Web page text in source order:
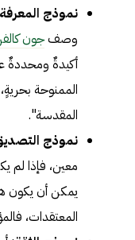
نموذج
وصفجون
أكيدةٌ ومحددةٌ
الممنوحة
المقدسة".
نموذج
معين، فإذا لم
يمكن أن يكون
المعتقدات،